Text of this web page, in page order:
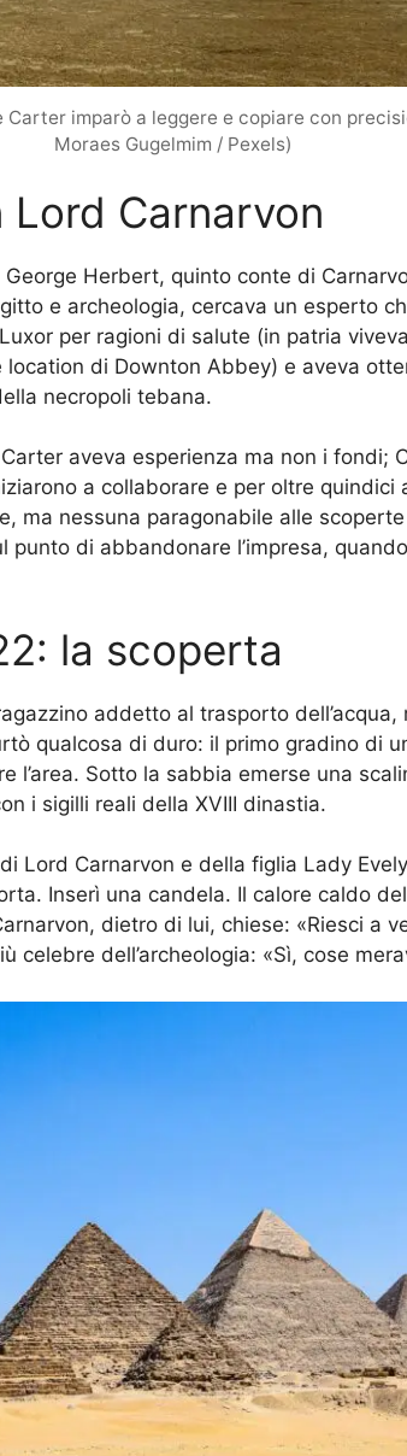
imparò a leggere e copiare con
Moraes Gugelmim / Pexels)
Lord Carnarvon
Herbert, quinto conte di
e archeologia, cercava un esperto
per ragioni di salute (in patria
di Downton Abbey) e aveva
necropoli tebana.
aveva esperienza ma non i fondi;
a collaborare e per oltre quindici
ma nessuna paragonabile alle
punto di abbandonare l’impresa,
la scoperta
addetto al trasporto dell’acqua,
qualcosa di duro: il primo gradino di
l’area. Sotto la sabbia emerse una
i sigilli reali della XVIII dinastia.
Lord Carnarvon e della figlia Lady
Inserì una candela. Il calore caldo
dietro di lui, chiese: «Riesci a
celebre dell’archeologia: «Sì, cose